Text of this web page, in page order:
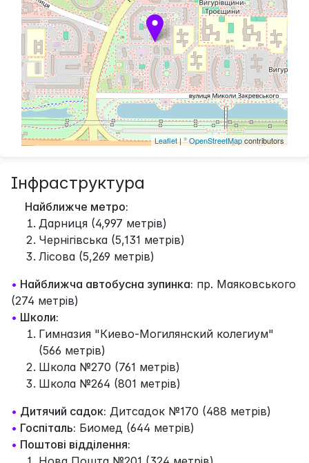
Leaflet| ©OpenStreetMapcontributors
Інфраструктура
Найближче метро:
Дарниця (4,997 метрів)
Чернігівська (5,131 метрів)
Лісова (5,269 метрів)
• Найближча автобусна зупинка: пр. Маяковського
(274 метрів)
• Школи:
Гимназия "Киево-Могилянский колегиум"
(566 метрів)
Школа №270 (761 метрів)
Школа №264 (801 метрів)
• Дитячий садок: Дитсадок №170 (488 метрів)
• Госпіталь: Биомед (644 метрів)
• Поштові відділення: